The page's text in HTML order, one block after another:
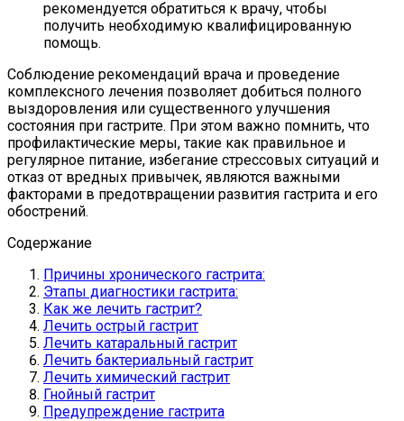
рекомендуется обратиться к врачу, чтобы
получить необходимую квалифицированную
помощь.
Соблюдение рекомендаций врача и проведение
комплексного лечения позволяет добиться полного
выздоровления или существенного улучшения
состояния при гастрите. При этом важно помнить, что
профилактические меры, такие как правильное и
регулярное питание, избегание стрессовых ситуаций и
отказ от вредных привычек, являются важными
факторами в предотвращении развития гастрита и его
обострений.
Содержание
Причины хронического гастрита:
Этапы диагностики гастрита:
Как же лечить гастрит?
Лечить острый гастрит
Лечить катаральный гастрит
Лечить бактериальный гастрит
Лечить химический гастрит
Гнойный гастрит
Предупреждение гастрита